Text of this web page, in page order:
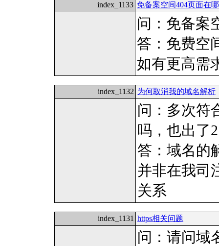
index_1133 免备案空间404页面在
问：免备案
答：免费空
如有更高需
index_1132 为何取消我的域名解析
问：多次符
吗，也出了
答：域名的
并非在我司
关系
index_1131 https相关问题
问：请问域